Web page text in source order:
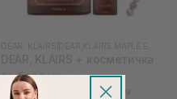
та брелок
Набор средств с кленовым